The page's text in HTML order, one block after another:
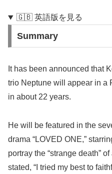
🇬🇧 英語版を見る
Summary
It has been announced that
trio Neptune will appear in a
in about 22 years.
He will be featured in the
drama “LOVED ONE,”
portray the “strange death”
stated, “I tried my best to